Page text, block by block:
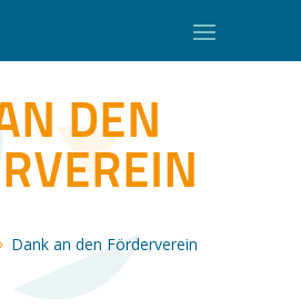
DEN
Dank an den Förderverein